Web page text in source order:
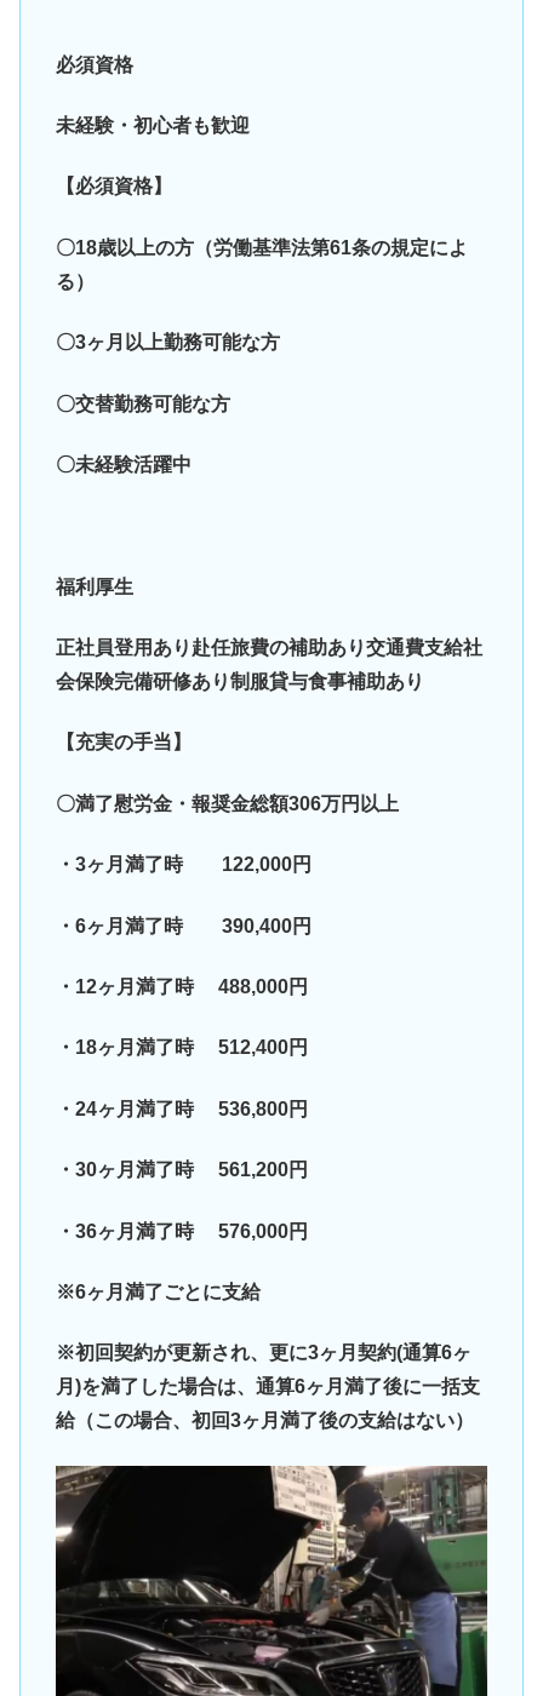
必須資格
未経験・初心者も歓迎
【必須資格】
〇18歳以上の方（労働基準法第61条の規定によ
る）
〇3ヶ月以上勤務可能な方
〇交替勤務可能な方
〇未経験活躍中
福利厚生
正社員登用あり赴任旅費の補助あり交通費支給社
会保険完備研修あり制服貸与食事補助あり
【充実の手当】
〇満了慰労金・報奨金総額306万円以上
・3ヶ月満了時 122,000円
・6ヶ月満了時 390,400円
・12ヶ月満了時 488,000円
・18ヶ月満了時 512,400円
・24ヶ月満了時 536,800円
・30ヶ月満了時 561,200円
・36ヶ月満了時 576,000円
※6ヶ月満了ごとに支給
※初回契約が更新され、更に3ヶ月契約(通算6ヶ
月)を満了した場合は、通算6ヶ月満了後に一括支
給（この場合、初回3ヶ月満了後の支給はない）